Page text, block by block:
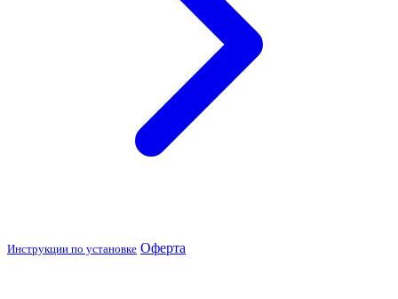
Инструкции по установке Оферта